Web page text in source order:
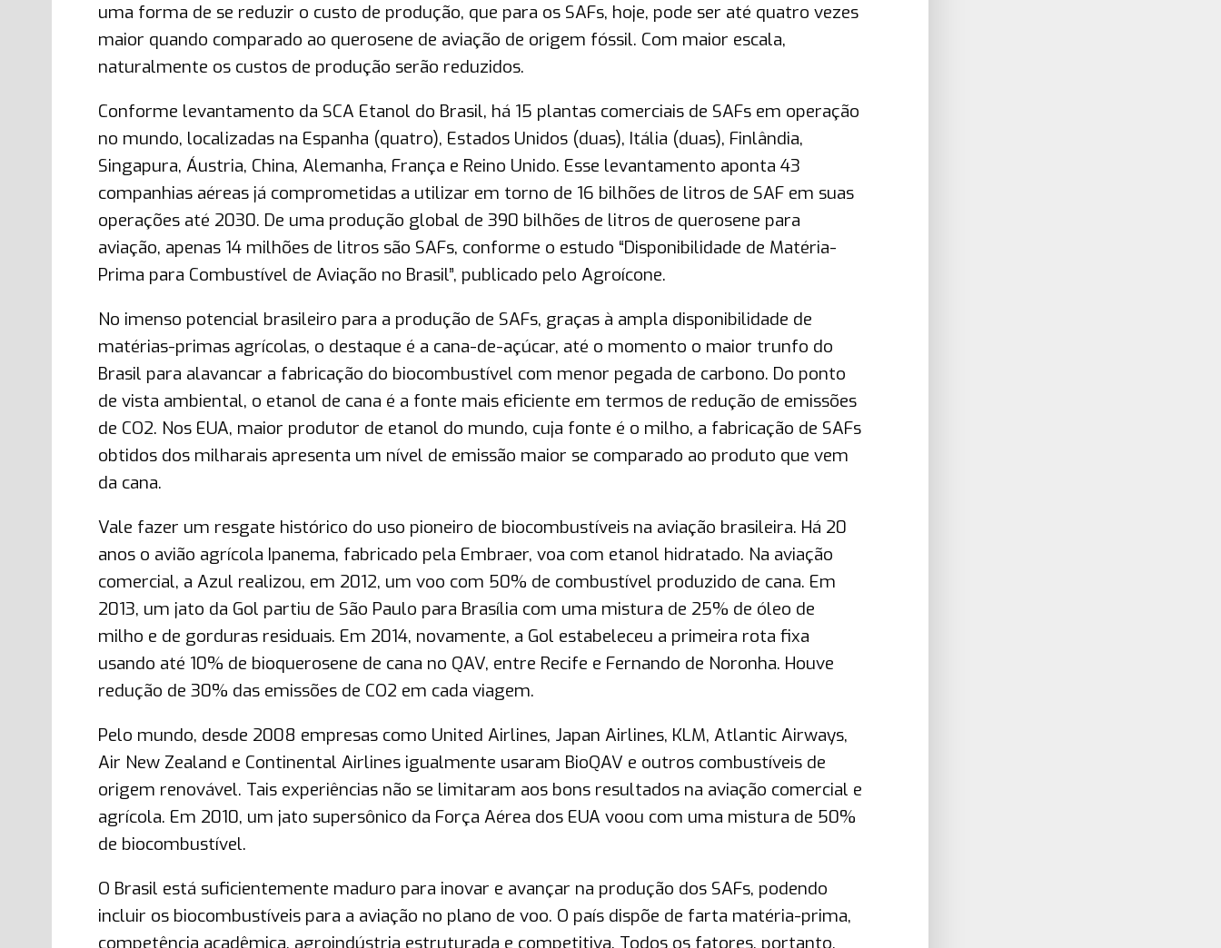
uma forma de se reduzir o custo de produção, que para os SAFs, hoje, pode ser até quatro vezes
maior quando comparado ao querosene de aviação de origem fóssil. Com maior escala,
naturalmente os custos de produção serão reduzidos.
Conforme levantamento da SCA Etanol do Brasil, há 15 plantas comerciais de SAFs em operação
no mundo, localizadas na Espanha (quatro), Estados Unidos (duas), Itália (duas), Finlândia,
Singapura, Áustria, China, Alemanha, França e Reino Unido. Esse levantamento aponta 43
companhias aéreas já comprometidas a utilizar em torno de 16 bilhões de litros de SAF em suas
operações até 2030. De uma produção global de 390 bilhões de litros de querosene para
aviação, apenas 14 milhões de litros são SAFs, conforme o estudo “Disponibilidade de Matéria-
Prima para Combustível de Aviação no Brasil”, publicado pelo Agroícone.
No imenso potencial brasileiro para a produção de SAFs, graças à ampla disponibilidade de
matérias-primas agrícolas, o destaque é a cana-de-açúcar, até o momento o maior trunfo do
Brasil para alavancar a fabricação do biocombustível com menor pegada de carbono. Do ponto
de vista ambiental, o etanol de cana é a fonte mais eficiente em termos de redução de emissões
de CO2. Nos EUA, maior produtor de etanol do mundo, cuja fonte é o milho, a fabricação de SAFs
obtidos dos milharais apresenta um nível de emissão maior se comparado ao produto que vem
da cana.
Vale fazer um resgate histórico do uso pioneiro de biocombustíveis na aviação brasileira. Há 20
anos o avião agrícola Ipanema, fabricado pela Embraer, voa com etanol hidratado. Na aviação
comercial, a Azul realizou, em 2012, um voo com 50% de combustível produzido de cana. Em
2013, um jato da Gol partiu de São Paulo para Brasília com uma mistura de 25% de óleo de
milho e de gorduras residuais. Em 2014, novamente, a Gol estabeleceu a primeira rota fixa
usando até 10% de bioquerosene de cana no QAV, entre Recife e Fernando de Noronha. Houve
redução de 30% das emissões de CO2 em cada viagem.
Pelo mundo, desde 2008 empresas como United Airlines, Japan Airlines, KLM, Atlantic Airways,
Air New Zealand e Continental Airlines igualmente usaram BioQAV e outros combustíveis de
origem renovável. Tais experiências não se limitaram aos bons resultados na aviação comercial e
agrícola. Em 2010, um jato supersônico da Força Aérea dos EUA voou com uma mistura de 50%
de biocombustível.
O Brasil está suficientemente maduro para inovar e avançar na produção dos SAFs, podendo
incluir os biocombustíveis para a aviação no plano de voo. O país dispõe de farta matéria-prima,
competência acadêmica, agroindústria estruturada e competitiva. Todos os fatores, portanto,